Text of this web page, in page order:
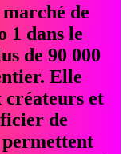
de
1 dans le
de 90 000
Elle
créateurs et
de
permettent